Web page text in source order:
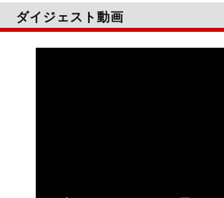
ダイジェスト動画